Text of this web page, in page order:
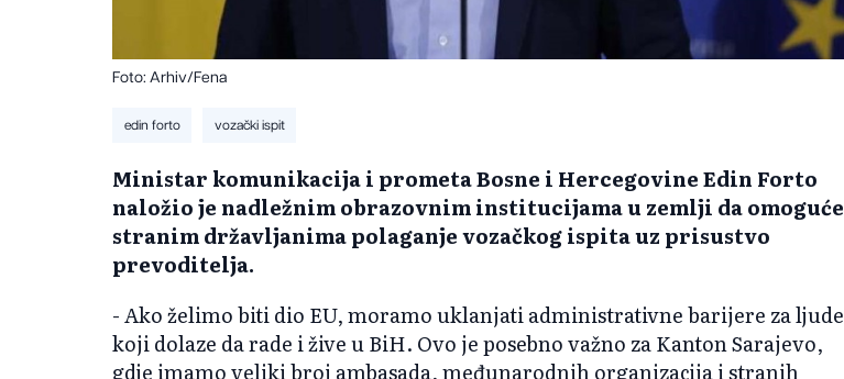
Foto: Arhiv/Fena
edin forto vozački ispit
Ministar komunikacija i prometa Bosne i Hercegovine Edin Forto
naložio je nadležnim obrazovnim institucijama u zemlji da omoguće
stranim državljanima polaganje vozačkog ispita uz prisustvo
prevoditelja.
- Ako želimo biti dio EU, moramo uklanjati administrativne barijere za ljude
koji dolaze da rade i žive u BiH. Ovo je posebno važno za Kanton Sarajevo,
gdje imamo veliki broj ambasada, međunarodnih organizacija i stranih